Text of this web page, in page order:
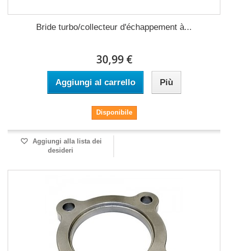
Bride turbo/collecteur d'échappement à...
30,99 €
Aggiungi al carrello Più
Disponibile
Aggiungi alla lista dei
desideri